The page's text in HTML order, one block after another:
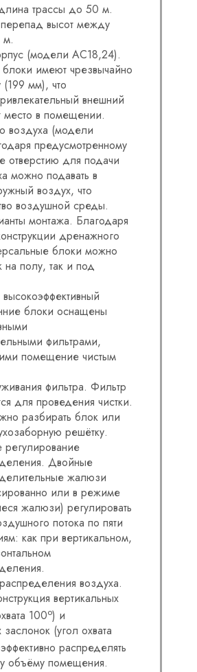
трассы до 50 м.
высот между
м.
(модели AC18,24).
имеют чрезвычайно
мм), что
внешний
место в помещении.
воздуха (модели
предусмотренному
отверстию для подачи
можно подавать в
воздух, что
воздушной среды.
монтажа. Благодаря
дренажного
блоки можно
на полу, так и под
блоки оснащены
фильтрами,
помещение чистым
фильтра. Фильтр
для проведения чистки.
разбирать блок или
решётку.
регулирование
Двойные
жалюзи
или в режиме
жалюзи) регулировать
потока по пяти
как при вертикальном,
воздуха.
вертикальных
100o) и
(угол охвата
распределять
объёму помещения.